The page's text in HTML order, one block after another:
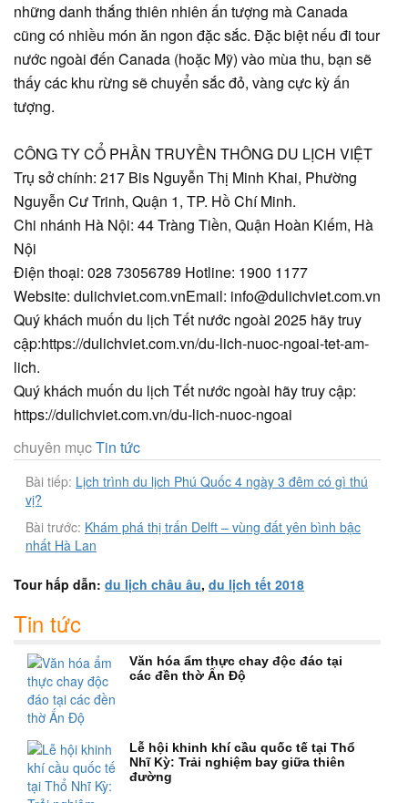
những danh thắng thiên nhiên ấn tượng mà Canada
cũng có nhiều món ăn ngon đặc sắc. Đặc biệt nếu đi tour
nước ngoài đến Canada (hoặc Mỹ) vào mùa thu, bạn sẽ
thấy các khu rừng sẽ chuyển sắc đỏ, vàng cực kỳ ấn
tượng.
CÔNG TY CỔ PHẦN TRUYỀN THÔNG DU LỊCH VIỆT
Trụ sở chính: 217 Bis Nguyễn Thị Minh Khai, Phường
Nguyễn Cư Trinh, Quận 1, TP. Hồ Chí Minh.
Chi nhánh Hà Nội: 44 Tràng Tiền, Quận Hoàn Kiếm, Hà
Nội
Điện thoại: 028 73056789 Hotline: 1900 1177
Website: dulichviet.com.vnEmail: info@dulichviet.com.vn
Quý khách muốn du lịch Tết nước ngoài 2025 hãy truy
cập:https://dulichviet.com.vn/du-lich-nuoc-ngoai-tet-am-
lich.
Quý khách muốn du lịch Tết nước ngoài hãy truy cập:
https://dulichviet.com.vn/du-lich-nuoc-ngoai
chuyên mụcTin tức
Bài tiếp: Lịch trình du lịch Phú Quốc 4 ngày 3 đêm có gì thú
vị?
Bài trước: Khám phá thị trấn Delft – vùng đất yên bình bậc
nhất Hà Lan
Tour hấp dẫn: du lịch châu âu, du lịch tết 2018
Tin tức
Văn hóa ẩm thực chay độc đáo tại
các đền thờ Ấn Độ
Lễ hội khinh khí cầu quốc tế tại Thổ
Nhĩ Kỳ: Trải nghiệm bay giữa thiên
đường